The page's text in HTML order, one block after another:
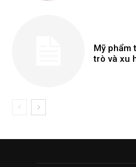
Mỹ phẩm
trò và xu